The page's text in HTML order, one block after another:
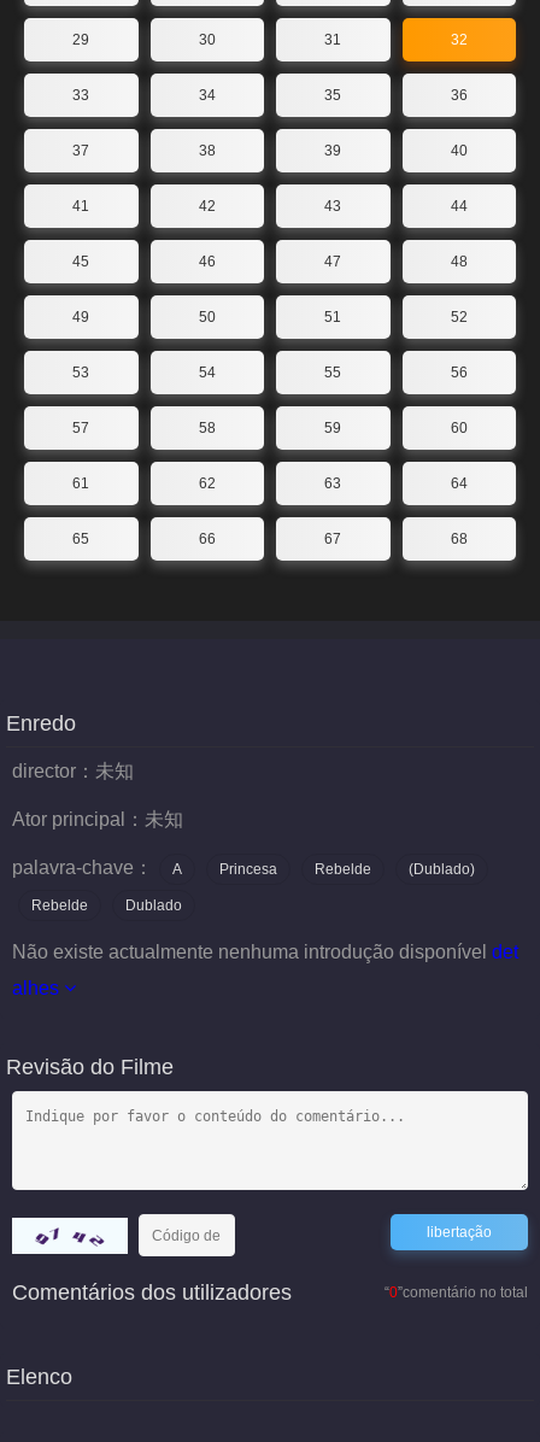
29 30 31 32
33 34 35 36
37 38 39 40
41 42 43 44
45 46 47 48
49 50 51 52
53 54 55 56
57 58 59 60
61 62 63 64
65 66 67 68
Enredo
director： 未知
Ator principal： 未知
palavra-chave： A Princesa Rebelde (Dublado)
Rebelde Dublado
Não existe actualmente nenhuma introdução disponível det
alhes
Revisão do Filme
“0”comentário no total
Comentários dos utilizadores
Elenco